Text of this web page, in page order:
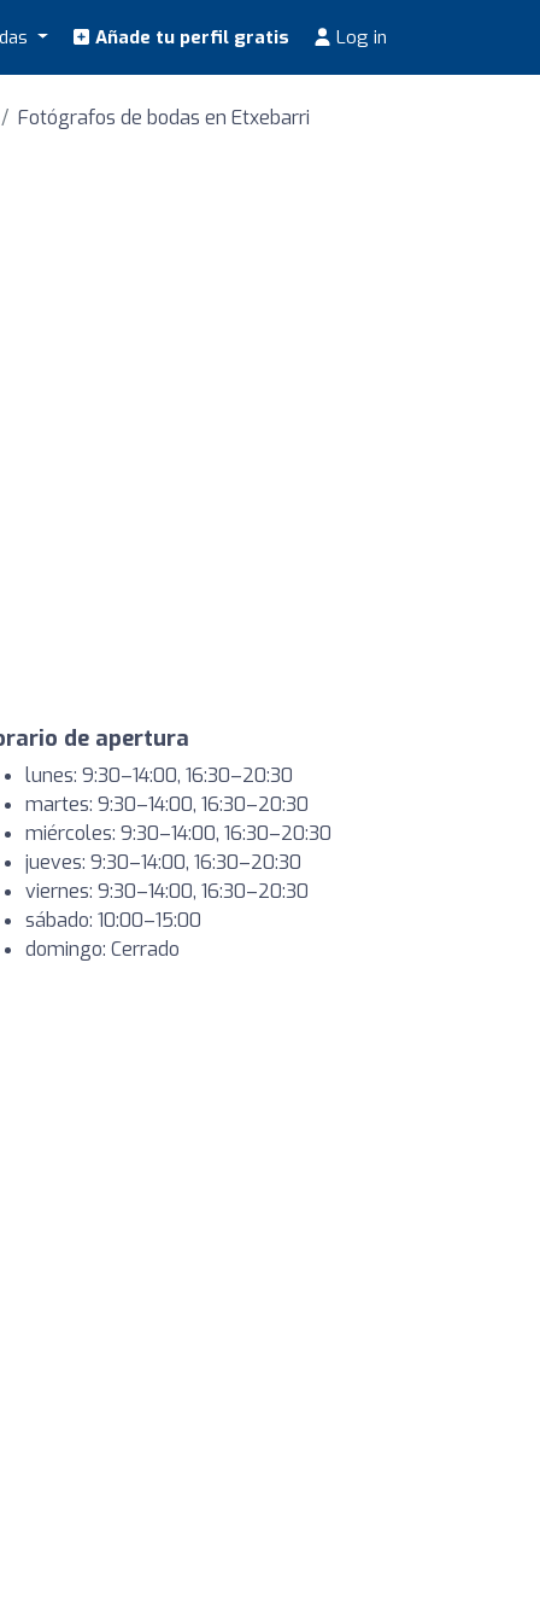
Añade tu perfil gratis Log in
Fotógrafos de bodas en Etxebarri
de apertura
lunes: 9:30–14:00, 16:30–20:30
martes: 9:30–14:00, 16:30–20:30
miércoles: 9:30–14:00, 16:30–20:30
jueves: 9:30–14:00, 16:30–20:30
viernes: 9:30–14:00, 16:30–20:30
sábado: 10:00–15:00
domingo: Cerrado